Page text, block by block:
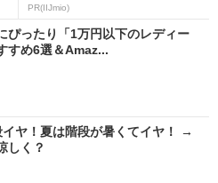
PR(IIJmio)
ぴったり「1万円以下のレディー
すめ6選＆Amaz...
ヤ！夏は階段が暑くてイヤ！ →
しく？